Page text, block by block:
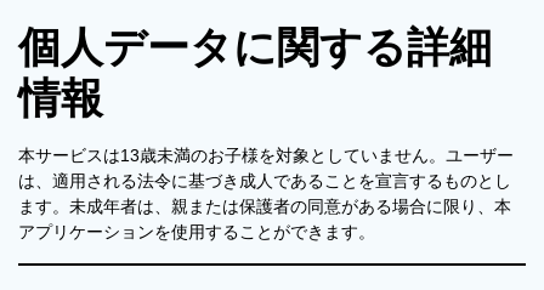
個人データに関する詳細
情報
本サービスは13歳未満のお子様を対象としていません。ユーザー
は、適用される法令に基づき成人であることを宣言するものとし
ます。未成年者は、親または保護者の同意がある場合に限り、本
アプリケーションを使用することができます。